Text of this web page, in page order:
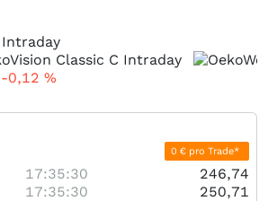
Intraday
-0,12 %
0 € pro Trade*
17:35:30
246,74
17:35:30 250,71